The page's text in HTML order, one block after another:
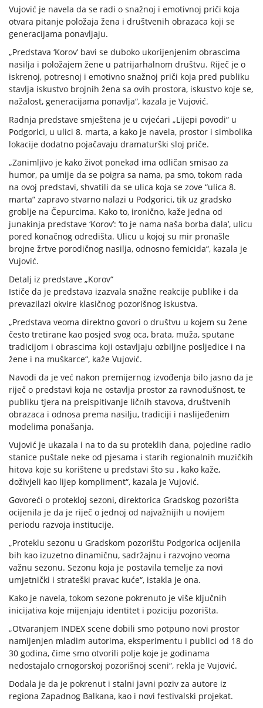
Vujović je navela da se radi o snažnoj i emotivnoj priči koja
otvara pitanje položaja žena i društvenih obrazaca koji se
generacijama ponavljaju.
„Predstava ‘Korov’ bavi se duboko ukorijenjenim obrascima
nasilja i položajem žene u patrijarhalnom društvu. Riječ je o
iskrenoj, potresnoj i emotivno snažnoj priči koja pred publiku
stavlja iskustvo brojnih žena sa ovih prostora, iskustvo koje se,
nažalost, generacijama ponavlja“, kazala je Vujović.
Radnja predstave smještena je u cvjećari „Lijepi povodi“ u
Podgorici, u ulici 8. marta, a kako je navela, prostor i simbolika
lokacije dodatno pojačavaju dramaturški sloj priče.
„Zanimljivo je kako život ponekad ima odličan smisao za
humor, pa umije da se poigra sa nama, pa smo, tokom rada
na ovoj predstavi, shvatili da se ulica koja se zove “ulica 8.
marta” zapravo stvarno nalazi u Podgorici, tik uz gradsko
groblje na Čepurcima. Kako to, ironično, kaže jedna od
junakinja predstave ‘Korov’: ‘to je nama naša borba dala’, ulicu
pored konačnog odredišta. Ulicu u kojoj su mir pronašle
brojne žrtve porodičnog nasilja, odnosno femicida“, kazala je
Vujović.
Detalj iz predstave „Korov“
Ističe da je predstava izazvala snažne reakcije publike i da
prevazilazi okvire klasičnog pozorišnog iskustva.
„Predstava veoma direktno govori o društvu u kojem su žene
često tretirane kao posjed svog oca, brata, muža, sputane
tradicijom i obrascima koji ostavljaju ozbiljne posljedice i na
žene i na muškarce“, kaže Vujović.
Navodi da je već nakon premijernog izvođenja bilo jasno da je
riječ o predstavi koja ne ostavlja prostor za ravnodušnost, te
publiku tjera na preispitivanje ličnih stavova, društvenih
obrazaca i odnosa prema nasilju, tradiciji i naslijeđenim
modelima ponašanja.
Vujović je ukazala i na to da su proteklih dana, pojedine radio
stanice puštale neke od pjesama i starih regionalnih muzičkih
hitova koje su korištene u predstavi što su , kako kaže,
doživjeli kao lijep kompliment“, kazala je Vujović.
Govoreći o protekloj sezoni, direktorica Gradskog pozorišta
ocijenila je da je riječ o jednoj od najvažnijih u novijem
periodu razvoja institucije.
„Proteklu sezonu u Gradskom pozorištu Podgorica ocijenila
bih kao izuzetno dinamičnu, sadržajnu i razvojno veoma
važnu sezonu. Sezonu koja je postavila temelje za novi
umjetnički i strateški pravac kuće“, istakla je ona.
Kako je navela, tokom sezone pokrenuto je više ključnih
inicijativa koje mijenjaju identitet i poziciju pozorišta.
„Otvaranjem INDEX scene dobili smo potpuno novi prostor
namijenjen mladim autorima, eksperimentu i publici od 18 do
30 godina, čime smo otvorili polje koje je godinama
nedostajalo crnogorskoj pozorišnoj sceni“, rekla je Vujović.
Dodala je da je pokrenut i stalni javni poziv za autore iz
regiona Zapadnog Balkana, kao i novi festivalski projekat.